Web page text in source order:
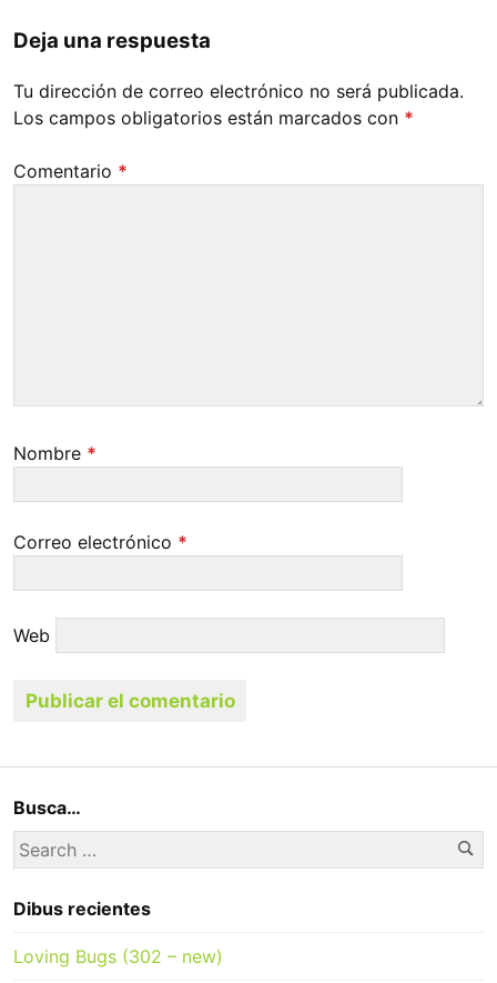
Deja una respuesta
Tu dirección de correo electrónico no será publicada.
Los campos obligatorios están marcados con *
Comentario *
Nombre *
Correo electrónico *
Web
Busca…
Search
for:
Dibus recientes
Loving Bugs (302 – new)